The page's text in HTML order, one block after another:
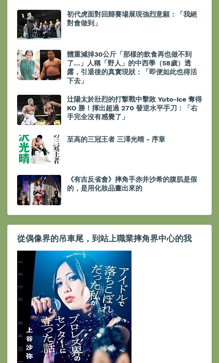
初代虎面對回歸賽場展現強烈意願：「我絕
對會做到」
體重減掉30公斤「那樣的飲食再也做不到
了…」人稱「野人」的中西學（58歲）透
露，引退後的真實現狀：「即便如此也得活
下去」
辻陽太於壯烈的打撃戰中擊敗 Yuto-Ice 奪得
KO 勝！揮出超過 270 發逆水平手刀：「右
手完全沒有感覺了」
至高的三冠王者 三澤光晴 - 序章
《有吉反省會》摔角手赤井沙希的腹肌是假
的，是用化妝品畫出來的
從偶像界的吊車尾，到站上職業摔角界中心的我